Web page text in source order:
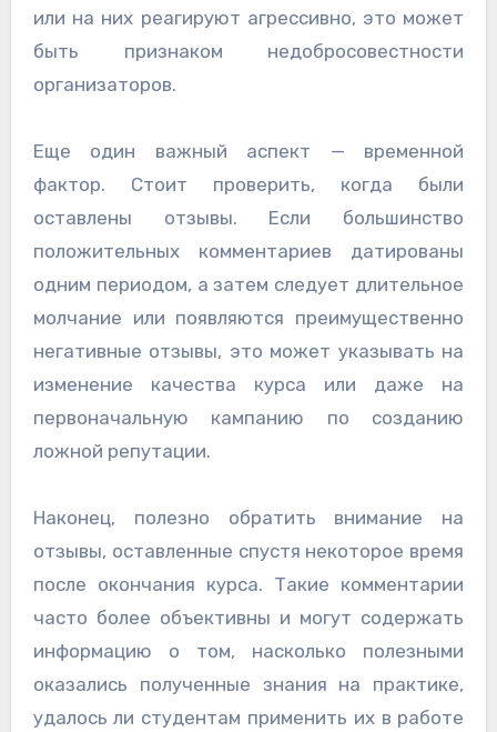
или на них реагируют агрессивно, это может
быть признаком недобросовестности
организаторов.
Еще один важный аспект — временной
фактор. Стоит проверить, когда были
оставлены отзывы. Если большинство
положительных комментариев датированы
одним периодом, а затем следует длительное
молчание или появляются преимущественно
негативные отзывы, это может указывать на
изменение качества курса или даже на
первоначальную кампанию по созданию
ложной репутации.
Наконец, полезно обратить внимание на
отзывы, оставленные спустя некоторое время
после окончания курса. Такие комментарии
часто более объективны и могут содержать
информацию о том, насколько полезными
оказались полученные знания на практике,
удалось ли студентам применить их в работе